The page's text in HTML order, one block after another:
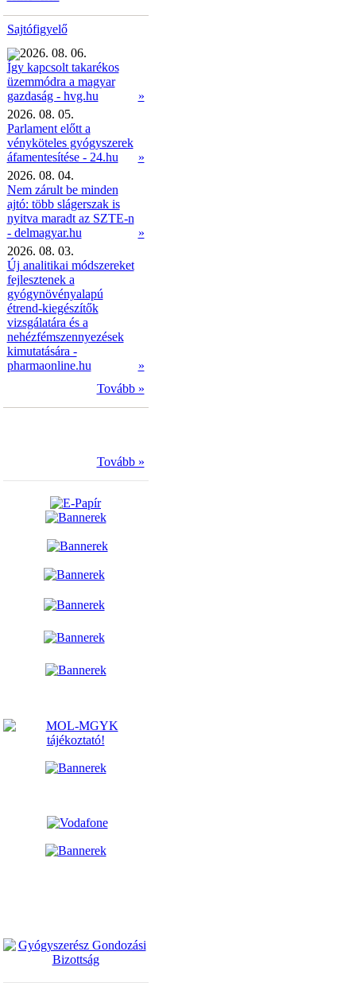
Sajtófigyelő
2026. 08. 06.
Így kapcsolt takarékos
üzemmódra a magyar
gazdaság - hvg.hu
»
2026. 08. 05.
Parlament előtt a
vényköteles gyógyszerek
áfamentesítése - 24.hu
»
2026. 08. 04.
Nem zárult be minden
ajtó: több slágerszak is
nyitva maradt az SZTE-n
- delmagyar.hu
»
2026. 08. 03.
Új analitikai módszereket
fejlesztenek a
gyógynövényalapú
étrend-kiegészítők
vizsgálatára és a
nehézfémszennyezések
kimutatására -
pharmaonline.hu
»
Tovább »
Tovább »